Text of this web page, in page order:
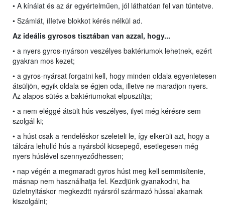
• A kínálat és az ár egyértelműen, jól láthatóan fel van tüntetve.
• Számlát, iIIetve blokkot kérés nélkül ad.
Az ideális gyrosos tisztában van azzal, hogy...
• a nyers gyros-nyárson veszélyes baktériumok lehetnek, ezért
gyakran mos kezet;
• a gyros-nyársat forgatni kell, hogy minden oldala egyenletesen
átsüljön, egyik oldala se égjen oda, illetve ne maradjon nyers.
Az alapos sütés a baktériumokat elpusztítja;
• a nem eléggé átsült hús veszélyes, ilyet még kérésre sem
szolgál ki;
• a húst csak a rendeléskor szeleteli le, így elkerüli azt, hogy a
tálcára lehulló hús a nyársból kicsepegő, esetlegesen még
nyers húslével szennyeződhessen;
• nap végén a megmaradt gyros húst meg kell semmisítenie,
másnap nem használhatja fel. Kezdjünk gyanakodni, ha
üzletnyitáskor megkezdtt nyársról származó hússal akarnak
kiszolgálni;